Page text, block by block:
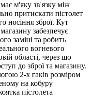
м'яку зв'язку між
притискати пістолет
носіння зброї. Кут
забезпечує
заміні та робить
вогневого
області, через що
до зброї та магазину.
2-х гаків розміром
на кобуру
пістолета